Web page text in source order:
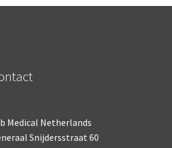
Medical Netherlands
Snijdersstraat 60